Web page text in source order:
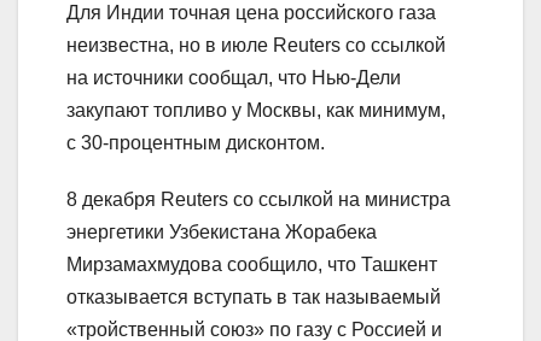
Для Индии точная цена российского газа
неизвестна, но в июле Reuters со ссылкой
на источники сообщал, что Нью-Дели
закупают топливо у Москвы, как минимум,
с 30-процентным дисконтом.
8 декабря Reuters со ссылкой на министра
энергетики Узбекистана Жорабека
Мирзамахмудова сообщило, что Ташкент
отказывается вступать в так называемый
«тройственный союз» по газу с Россией и